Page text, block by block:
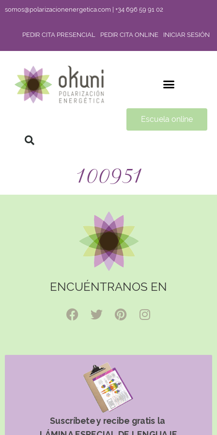
somos@polarizacionenergetica.com | +34 696 59 91 02
PEDIR CITA PRESENCIAL PEDIR CITA ONLINE INICIAR SESIÓN
Escuela online
100951
ENCUÉNTRANOS EN
Suscríbete y recibe gratis la